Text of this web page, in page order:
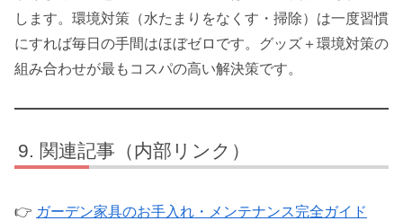
します。環境対策（水たまりをなくす・掃除）は一度習慣
にすれば毎日の手間はほぼゼロです。グッズ＋環境対策の
組み合わせが最もコスパの高い解決策です。
関連記事（内部リンク）
👉 ガーデン家具のお手入れ・メンテナンス完全ガイド